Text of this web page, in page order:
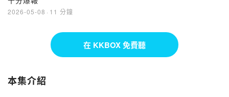
2026-05-08 · 11 分鐘
在 KKBOX 免費聽
本集介紹